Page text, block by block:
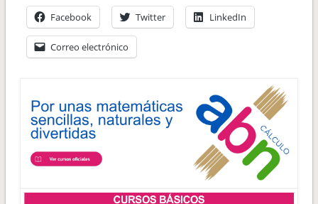
Facebook Twitter LinkedIn
Correo electrónico